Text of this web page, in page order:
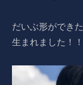
だいぶ形ができ
生まれました！！